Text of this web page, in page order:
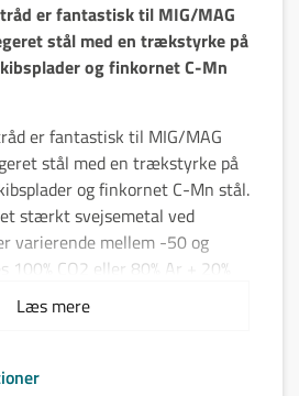
er fantastisk til MIG/MAG
stål med en trækstyrke på
og finkornet C-Mn
er fantastisk til MIG/MAG
stål med en trækstyrke på
og finkornet C-Mn stål.
stærkt svejsemetal ved
varierende mellem -50 og
100% CO2 eller 80% Ar + 20%
når man svejser med
Læs mere